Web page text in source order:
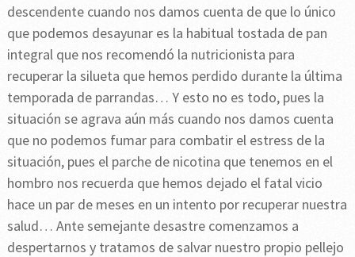
descendente cuando nos damos cuenta de que lo único
que podemos desayunar es la habitual tostada de pan
integral que nos recomendó la nutricionista para
recuperar la silueta que hemos perdido durante la última
temporada de parrandas… Y esto no es todo, pues la
situación se agrava aún más cuando nos damos cuenta
que no podemos fumar para combatir el estress de la
situación, pues el parche de nicotina que tenemos en el
hombro nos recuerda que hemos dejado el fatal vicio
hace un par de meses en un intento por recuperar nuestra
salud… Ante semejante desastre comenzamos a
despertarnos y tratamos de salvar nuestro propio pellejo